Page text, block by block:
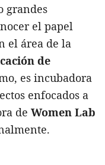
grandes
el papel
el área de la
de
es incubadora
enfocados a
de Women Lab